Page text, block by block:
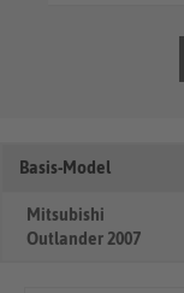
Basis-Model
Mitsubishi
Outlander 2007